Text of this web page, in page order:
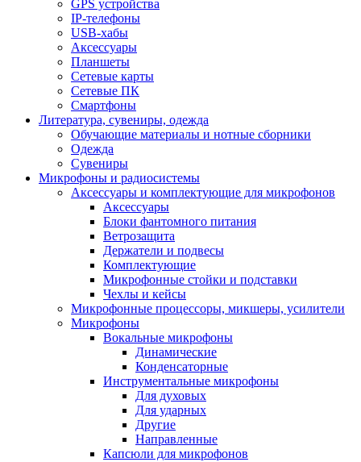
GPS устройства
IP-телефоны
USB-хабы
Аксессуары
Планшеты
Сетевые карты
Сетевые ПК
Смартфоны
Литература, сувениры, одежда
Обучающие материалы и нотные сборники
Одежда
Сувениры
Микрофоны и радиосистемы
Аксессуары и комплектующие для микрофонов
Аксессуары
Блоки фантомного питания
Ветрозащита
Держатели и подвесы
Комплектующие
Микрофонные стойки и подставки
Чехлы и кейсы
Микрофонные процессоры, микшеры, усилители
Микрофоны
Вокальные микрофоны
Динамические
Конденсаторные
Инструментальные микрофоны
Для духовых
Для ударных
Другие
Направленные
Капсюли для микрофонов